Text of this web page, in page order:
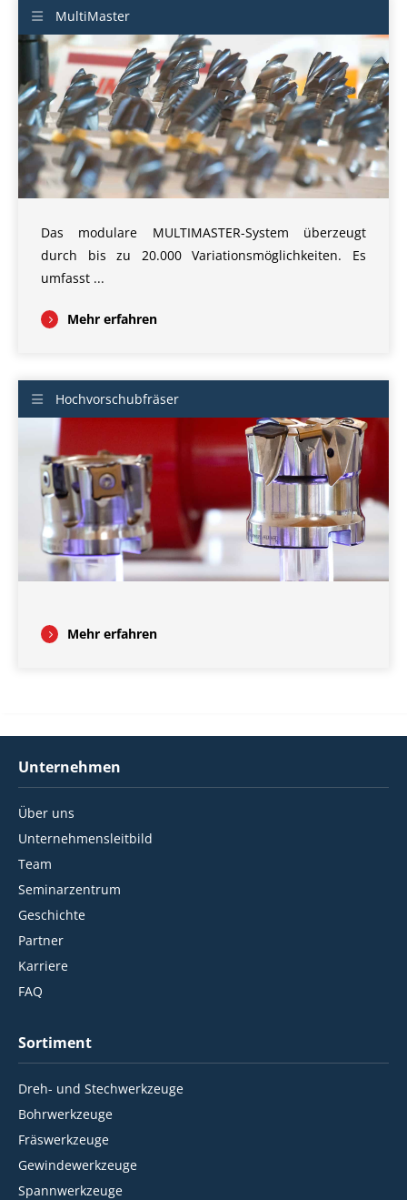
MultiMaster
Das modulare MULTIMASTER-System überzeugt
durch bis zu 20.000 Variationsmöglichkeiten. Es
umfasst ...
Mehr erfahren
Hochvorschubfräser
Mehr erfahren
Unternehmen
Über uns
Unternehmensleitbild
Team
Seminarzentrum
Geschichte
Partner
Karriere
FAQ
Sortiment
Dreh- und Stechwerkzeuge
Bohrwerkzeuge
Fräswerkzeuge
Gewindewerkzeuge
Spannwerkzeuge